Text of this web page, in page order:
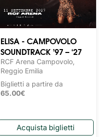
ELISA - CAMPOVOLO
SOUNDTRACK ’97 – ‘27
RCF Arena Campovolo,
Reggio Emilia
Biglietti a partire da
65.00€